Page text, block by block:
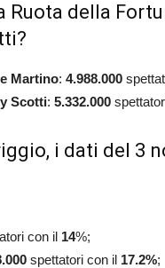
della
Martino: 4.988.000
Scotti: 5.332.000
i dati del 3
con il 14%;
spettatori con il 17.2%;